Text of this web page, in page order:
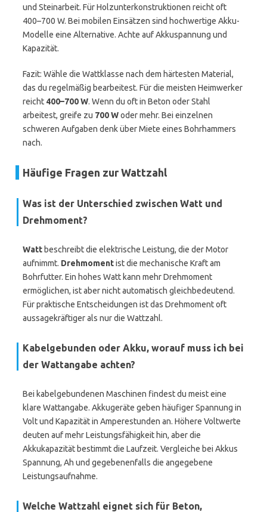
und Steinarbeit. Für Holzunterkonstruktionen reicht oft
400–700 W. Bei mobilen Einsätzen sind hochwertige Akku-
Modelle eine Alternative. Achte auf Akkuspannung und
Kapazität.
Fazit: Wähle die Wattklasse nach dem härtesten Material,
das du regelmäßig bearbeitest. Für die meisten Heimwerker
reicht 400–700 W. Wenn du oft in Beton oder Stahl
arbeitest, greife zu 700 Woder mehr. Bei einzelnen
schweren Aufgaben denk über Miete eines Bohrhammers
nach.
Häufige Fragen zur Wattzahl
Was ist der Unterschied zwischen Watt und
Drehmoment?
Watt beschreibt die elektrische Leistung, die der Motor
aufnimmt. Drehmomentist die mechanische Kraft am
Bohrfutter. Ein hohes Watt kann mehr Drehmoment
ermöglichen, ist aber nicht automatisch gleichbedeutend.
Für praktische Entscheidungen ist das Drehmoment oft
aussagekräftiger als nur die Wattzahl.
Kabelgebunden oder Akku, worauf muss ich bei
der Wattangabe achten?
Bei kabelgebundenen Maschinen findest du meist eine
klare Wattangabe. Akkugeräte geben häufiger Spannung in
Volt und Kapazität in Amperestunden an. Höhere Voltwerte
deuten auf mehr Leistungsfähigkeit hin, aber die
Akkukapazität bestimmt die Laufzeit. Vergleiche bei Akkus
Spannung, Ah und gegebenenfalls die angegebene
Leistungsaufnahme.
Welche Wattzahl eignet sich für Beton,